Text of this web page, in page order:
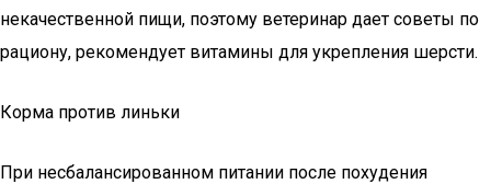
некачественной пищи, поэтому ветеринар дает советы по
рациону, рекомендует витамины для укрепления шерсти.
Корма против линьки
При несбалансированном питании после похудения